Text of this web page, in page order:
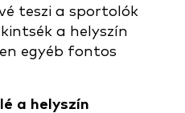
teszi a sportolók
a helyszín
egyéb fontos
a helyszín